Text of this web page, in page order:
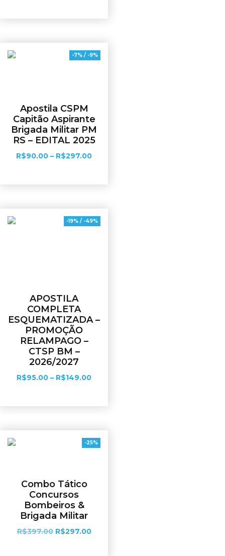
-7% / -9%
Apostila CSPM
Capitão Aspirante
Brigada Militar PM
RS – EDITAL 2025
R$90.00 – R$297.00
-19% / -49%
APOSTILA
COMPLETA
ESQUEMATIZADA –
PROMOÇÃO
RELAMPAGO –
CTSP BM –
2026/2027
R$95.00 – R$149.00
-25%
Combo Tático
Concursos
Bombeiros &
Brigada Militar
R$397.00 R$297.00